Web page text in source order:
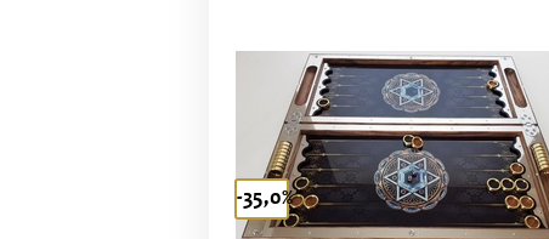
-35,0%